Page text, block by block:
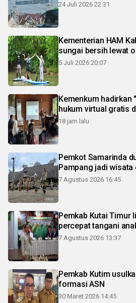
24 Juli 2026 22:31
Kementerian HAM
sungai bersih lewat
5 Juli 2026 20:07
Kemenkum
hukum virtual gratis
18 jam lalu
Pemkot Samarinda
Pampang jadi
7 Agustus 2026 16:45
Pemkab Kutai Timur
percepat tangani
7 Agustus 2026 13:37
Pemkab Kutim
formasi ASN
30 Maret 2026 14:45